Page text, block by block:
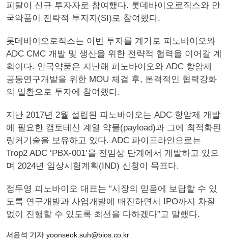
피탈이 신규 투자자로 참여했다. 롯데바이오로직스와 안
국약품이 전략적 투자자(SI)로 참여했다.
롯데바이오로직스는 이번 투자를 계기로 피노바이오와
ADC CMC 개발 및 생산을 위한 전략적 협력을 이어갈 계
획이다. 안국약품은 지난해 피노바이오와 ADC 항암제
공동연구개발을 위한 MOU 체결 후, 본격적인 협력강화
의 일환으로 투자에 참여했다.
지난 2017년 2월 설립된 피노바이오는 ADC 항암제 개발
에 필요한 캠토테신 계열 약물(payload)과 그에 최적화된
링커기술을 보유하고 있다. ADC 파이프라인으로는
Trop2 ADC ‘PBX-001’을 전임상 단계에서 개발하고 있으
며 2024년 임상시험계획(IND) 신청이 목표다.
정두영 피노바이오 대표는 “시장의 믿음에 보답할 수 있
도록 연구개발과 사업개발에 매진하면서 IPO까지 차질
없이 진행할 수 있도록 최선을 다하겠다”고 말했다.
서윤석 기자 yoonseok.suh@bios.co.kr